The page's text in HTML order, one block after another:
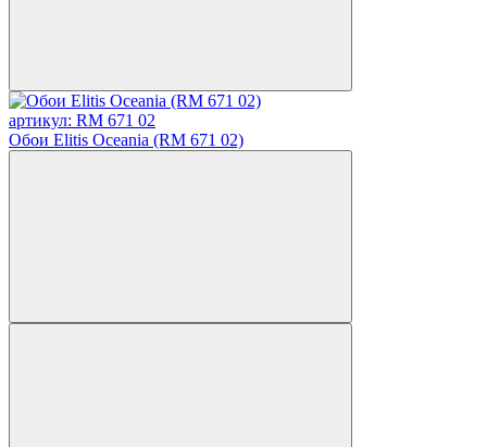
артикул: RM 671 02
Обои Elitis Oceania (RM 671 02)